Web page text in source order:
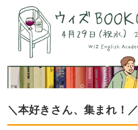
＼本好きさん、集まれ！／